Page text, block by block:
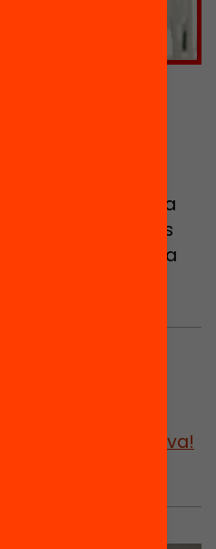
pilars del
treball sobre
i amb una
seguir
que facin efectiva
per a tots els
en activitats fora
del Passaport
del Passaport
a l’Equitat Educativa!